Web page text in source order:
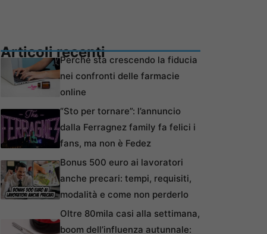
Articoli recentiPerché sta crescendo la fiducia
nei confronti delle farmacie
online
“Sto per tornare”: l’annuncio
dalla Ferragnez family fa felici i
fans, ma non è Fedez
Bonus 500 euro ai lavoratori
anche precari: tempi, requisiti,
modalità e come non perderlo
Oltre 80mila casi alla settimana,
boom dell’influenza autunnale: